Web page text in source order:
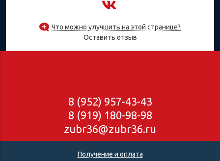
Что можно улучшить на этой странице?
Оставить отзыв
8 (952) 957-43-43
8 (919) 180-98-98
zubr36@zubr36.ru
Получение и оплата